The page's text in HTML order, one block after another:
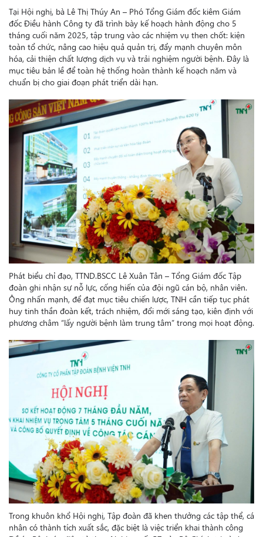
Tại Hội nghị, bà Lê Thị Thúy An – Phó Tổng Giám đốc kiêm Giám
đốc Điều hành Công ty đã trình bày kế hoạch hành động cho 5
tháng cuối năm 2025, tập trung vào các nhiệm vụ then chốt: kiện
toàn tổ chức, nâng cao hiệu quả quản trị, đẩy mạnh chuyên môn
hóa, cải thiện chất lượng dịch vụ và trải nghiệm người bệnh. Đây là
mục tiêu bản lề để toàn hệ thống hoàn thành kế hoạch năm và
chuẩn bị cho giai đoạn phát triển dài hạn.
Phát biểu chỉ đạo, TTND.BSCC Lê Xuân Tân – Tổng Giám đốc Tập
đoàn ghi nhận sự nỗ lực, cống hiến của đội ngũ cán bộ, nhân viên.
Ông nhấn mạnh, để đạt mục tiêu chiến lược, TNH cần tiếp tục phát
huy tinh thần đoàn kết, trách nhiệm, đổi mới sáng tạo, kiên định với
phương châm “lấy người bệnh làm trung tâm” trong mọi hoạt động.
Trong khuôn khổ Hội nghị, Tập đoàn đã khen thưởng các tập thể, cá
nhân có thành tích xuất sắc, đặc biệt là việc triển khai thành công